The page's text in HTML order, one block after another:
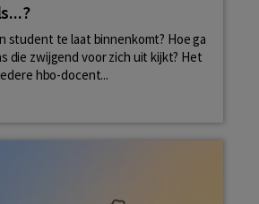
student te laat binnenkomt? Hoe ga
die zwijgend voor zich uit kijkt? Het
hbo-docent...